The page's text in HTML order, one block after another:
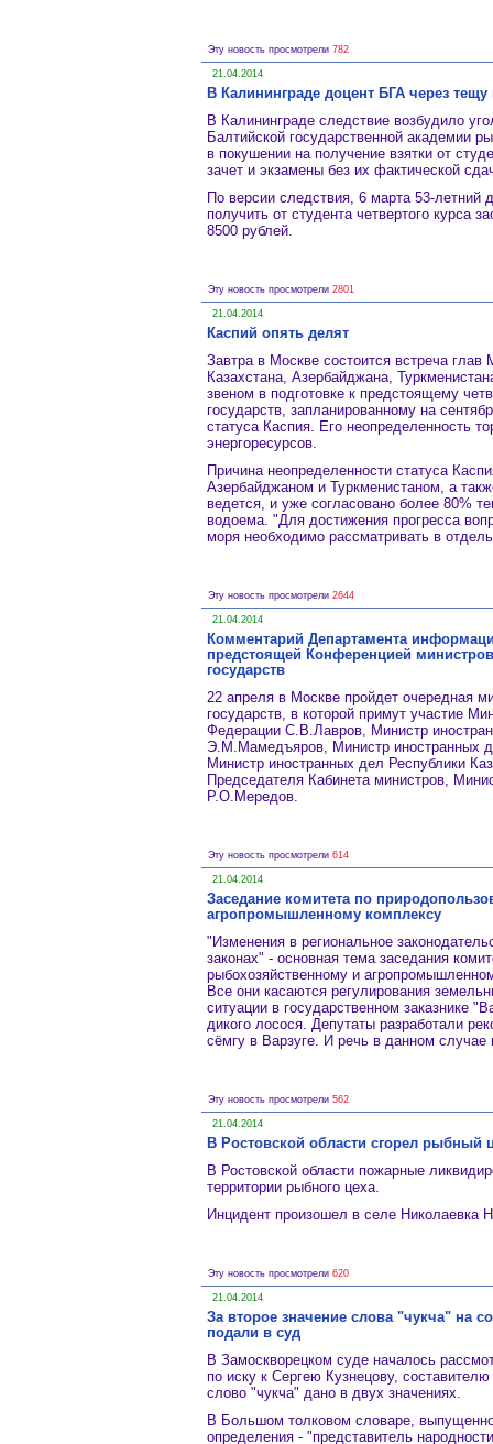
Эту новость просмотрели 782
21.04.2014
В Калининграде доцент БГА через
В Калининграде следствие возбудило
Балтийской государственной академии
в покушении на получение взятки от
зачет и экзамены без их фактической
По версии следствия, 6 марта 53-
получить от студента четвертого курса
8500 рублей.
Эту новость просмотрели 2801
21.04.2014
Каспий опять делят
Завтра в Москве состоится встреча
Казахстана, Азербайджана,
звеном в подготовке к предстоящему
государств, запланированному на
статуса Каспия. Его неопределенность
энергоресурсов.
Причина неопределенности статуса
Азербайджаном и Туркменистаном, а
ведется, и уже согласовано более 80%
водоема. "Для достижения прогресса
моря необходимо рассматривать в
Эту новость просмотрели 2644
21.04.2014
Комментарий Департамента
предстоящей Конференцией
государств
22 апреля в Москве пройдет очередная
государств, в которой примут участие
Федерации С.В.Лавров, Министр
Э.М.Мамедъяров, Министр иностранных
Министр иностранных дел Республики
Председателя Кабинета министров,
Р.О.Мередов.
Эту новость просмотрели 614
21.04.2014
Заседание комитета по
агропромышленному комплексу
"Изменения в региональное
законах" - основная тема заседания
рыбохозяйственному и
Все они касаются регулирования
ситуации в государственном заказнике
дикого лосося. Депутаты разработали
сёмгу в Варзуге. И речь в данном случае
Эту новость просмотрели 562
21.04.2014
В Ростовской области сгорел рыбный
В Ростовской области пожарные
территории рыбного цеха.
Инцидент произошел в селе Николаевка
Эту новость просмотрели 620
21.04.2014
За второе значение слова "чукча" на
подали в суд
В Замоскворецком суде началось
по иску к Сергею Кузнецову,
слово "чукча" дано в двух значениях.
В Большом толковом словаре,
определения - "представитель